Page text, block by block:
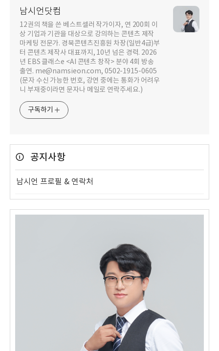
남시언닷컴
12권의 책을 쓴 베스트셀러 작가이자, 연 200회 이
상 기업과 기관을 대상으로 강의하는 콘텐츠 제작
마케팅 전문가. 경북콘텐츠진흥원 차장(일반4급)부
터 콘텐츠 제작사 대표까지, 10년 넘은 경력. 2026
년 EBS 클래스e <AI 콘텐츠 창작> 분야 4회 방송
출연. me@namsieon.com, 0502-1915-0605
(문자 수신 가능한 번호, 강연 중에는 통화가 어려우
니 부재중이라면 문자나 메일로 연락주세요.)
구독하기
공지사항
남시언 프로필 & 연락처